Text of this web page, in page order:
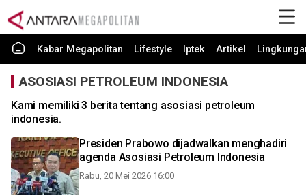
Kabar Megapolitan Lifestyle Iptek Artikel
ASOSIASI PETROLEUM INDONESIA
Kami memiliki 3 berita tentang asosiasi petroleum
indonesia.
Presiden Prabowo dijadwalkan menghadiri
agenda Asosiasi Petroleum Indonesia
Rabu, 20 Mei 2026 16:00